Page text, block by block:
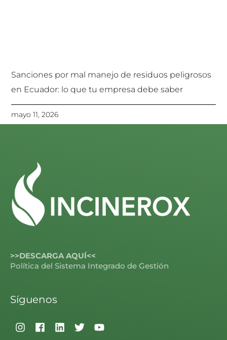
Sanciones por mal manejo de residuos peligrosos
en Ecuador: lo que tu empresa debe saber
mayo 11, 2026
>>DESCARGA AQUÍ<<
Política del Sistema Integrado de Gestión
Síguenos